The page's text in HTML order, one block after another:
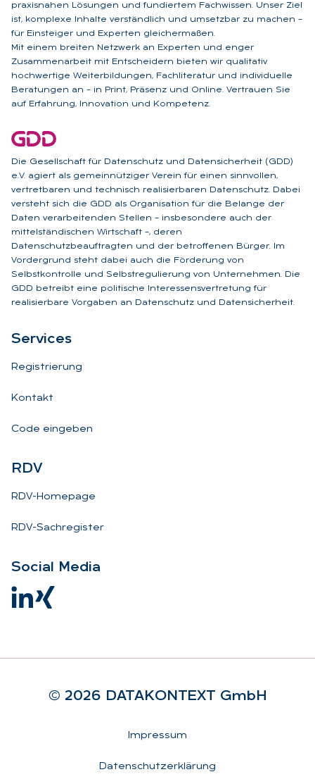
praxisnahen Lösungen und fundiertem Fachwissen. Unser Ziel
ist, komplexe Inhalte verständlich und umsetzbar zu machen –
für Einsteiger und Experten gleichermaßen.
Mit einem breiten Netzwerk an Experten und enger
Zusammenarbeit mit Entscheidern bieten wir qualitativ
hochwertige Weiterbildungen, Fachliteratur und individuelle
Beratungen an – in Print, Präsenz und Online. Vertrauen Sie
auf Erfahrung, Innovation und Kompetenz.
Die Gesellschaft für Datenschutz und Datensicherheit (GDD)
e.V. agiert als gemeinnütziger Verein für einen sinnvollen,
vertretbaren und technisch realisierbaren Datenschutz. Dabei
versteht sich die GDD als Organisation für die Belange der
Daten verarbeitenden Stellen – insbesondere auch der
mittelständischen Wirtschaft –, deren
Datenschutzbeauftragten und der betroffenen Bürger. Im
Vordergrund steht dabei auch die Förderung von
Selbstkontrolle und Selbstregulierung von Unternehmen. Die
GDD betreibt eine politische Interessensvertretung für
realisierbare Vorgaben an Datenschutz und Datensicherheit.
Ser­vices
Registrierung
Kontakt
Code eingeben
RDV
RDV-Homepage
RDV-Sachregister
So­ci­al Me­dia
© 2026 DA­TA­KON­TEXT GmbH
Impressum
Datenschutzerklärung